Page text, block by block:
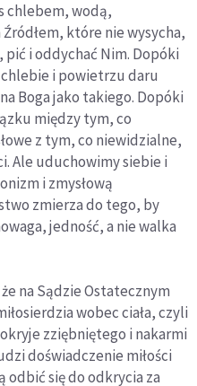
chlebem, wodą,
które nie wysycha,
pić i oddychać Nim. Dopóki
i powietrzu daru
Boga jako takiego. Dopóki
między tym, co
z tym, co niewidzialne,
Ale uduchowimy siebie i
i zmysłową
zmierza do tego, by
jedność, a nie walka
na Sądzie Ostatecznym
wobec ciała, czyli
zziębniętego i nakarmi
doświadczenie miłości
się do odkrycia za